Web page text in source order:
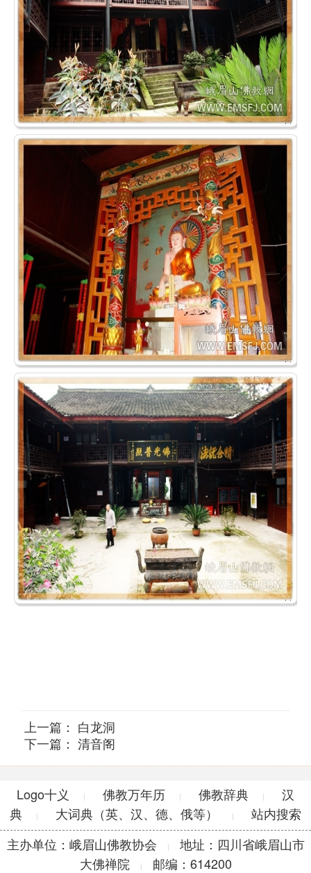
上一篇： 白龙洞
下一篇： 清音阁
Logo十义 | 佛教万年历 | 佛教辞典 |
汉
典
| 大词典（英、汉、德、俄等） |
站内搜索
主办单位：峨眉山佛教协会
|
地址：四川省峨眉山市
大佛禅院
| 邮编：614200